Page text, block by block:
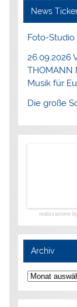
News
Foto-Studio
26.09.2026
THOMANN
Musik für
Die große
realizzazione
Archiv
Archiv